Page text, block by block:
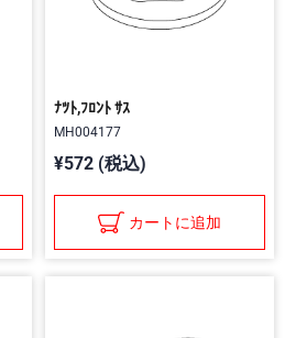
ﾅﾂﾄ,ﾌﾛﾝﾄ ｻｽ
MH004177
¥572 (税込)
カートに追加